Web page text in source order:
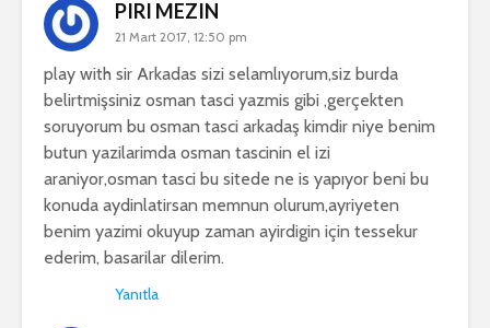
PIRI MEZIN
21 Mart 2017, 12:50 pm
play with sir Arkadas sizi selamlıyorum,siz burda
belirtmişsiniz osman tasci yazmis gibi ,gerçekten
soruyorum bu osman tasci arkadaş kimdir niye benim
butun yazilarimda osman tascinin el izi
araniyor,osman tasci bu sitede ne is yapıyor beni bu
konuda aydinlatirsan memnun olurum,ayriyeten
benim yazimi okuyup zaman ayirdigin için tessekur
ederim, basarilar dilerim.
Yanıtla